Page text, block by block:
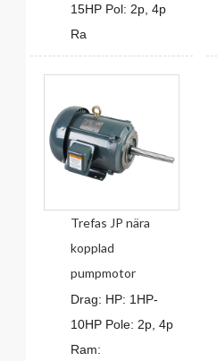
15HP Pol: 2p, 4p
Ra
Trefas JP nära
kopplad
pumpmotor
Drag: HP: 1HP-
10HP Pole: 2p, 4p
Ram: